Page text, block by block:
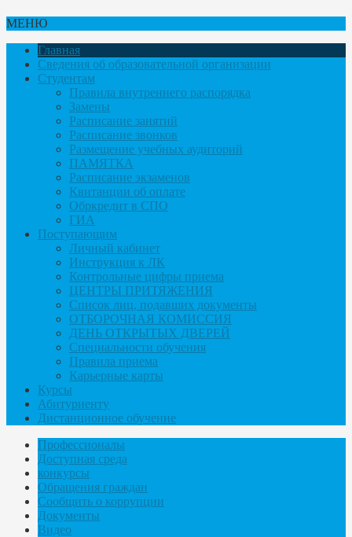
МЕНЮ
Главная
Сведения об образовательной организации
Студентам
Правила внутреннего распорядка
Замены
Расписание занятий
Расписание звонков
Размещение учебных аудиторий
ПАМЯТКА
Расписание экзаменов
Квитанции об оплате
Обркредит в СПО
ГИА
Поступающим
Личный кабинет
Инструкция к ЛК
Контрольные цифры приема
ЦЕНТРЫ ПРИТЯЖЕНИЯ
Список лиц, подавших документы
ОТБОРОЧНАЯ КОМИССИЯ
ДЕНЬ ОТКРЫТЫХ ДВЕРЕЙ
Специальности обучения
Правила приема
Карьерные карты
Курсы
Абитуриенту
Дистанционное обучение
Профессионалы
Доступная среда
конкурсы
Обращения граждан
Сообщить о коррупции
Документы
Видео